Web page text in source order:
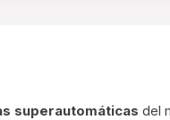
superautomáticas del